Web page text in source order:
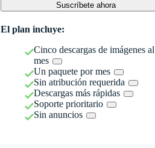
Suscríbete ahora
El plan incluye:
Cinco descargas de imágenes al
mes
Un paquete por mes
Sin atribución requerida
Descargas más rápidas
Soporte prioritario
Sin anuncios